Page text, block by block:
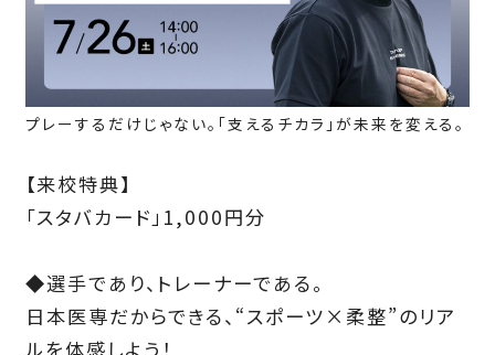
プレーするだけじゃない。「支えるチカラ」が未来を変える。
【来校特典】
「スタバカード」1,000円分
◆選手であり、トレーナーである。
日本医専だからできる、“スポーツ×柔整”のリア
ルを体感しよう！